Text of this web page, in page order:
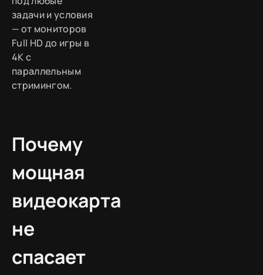
задачи и условия
— от мониторов
Full HD до игры в
4K с
параллельным
стримингом.
Почему
мощная
видеокарта
не
спасает